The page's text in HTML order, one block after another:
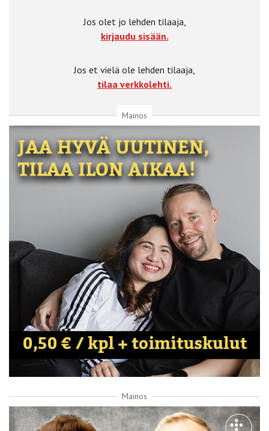
Jos olet jo lehden tilaaja,
kirjaudu sisään.
Jos et vielä ole lehden tilaaja,
tilaa verkkolehti.
Mainos
Mainos